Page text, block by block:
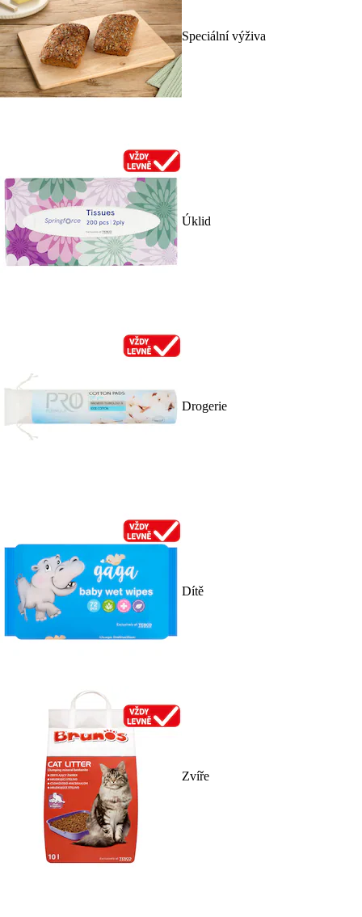
Speciální výživa
Úklid
Drogerie
Dítě
Zvíře